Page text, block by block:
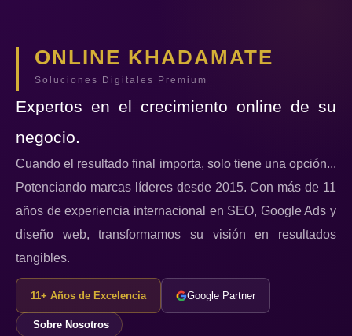
ONLINE KHADAMATE
Soluciones Digitales Premium
Expertos en el crecimiento online de su
negocio.
Cuando el resultado final importa, solo tiene una opción...
Potenciando marcas líderes desde 2015. Con más de 11
años de experiencia internacional en SEO, Google Ads y
diseño web, transformamos su visión en resultados
tangibles.
11+ Años de Excelencia Google Partner
Sobre Nosotros